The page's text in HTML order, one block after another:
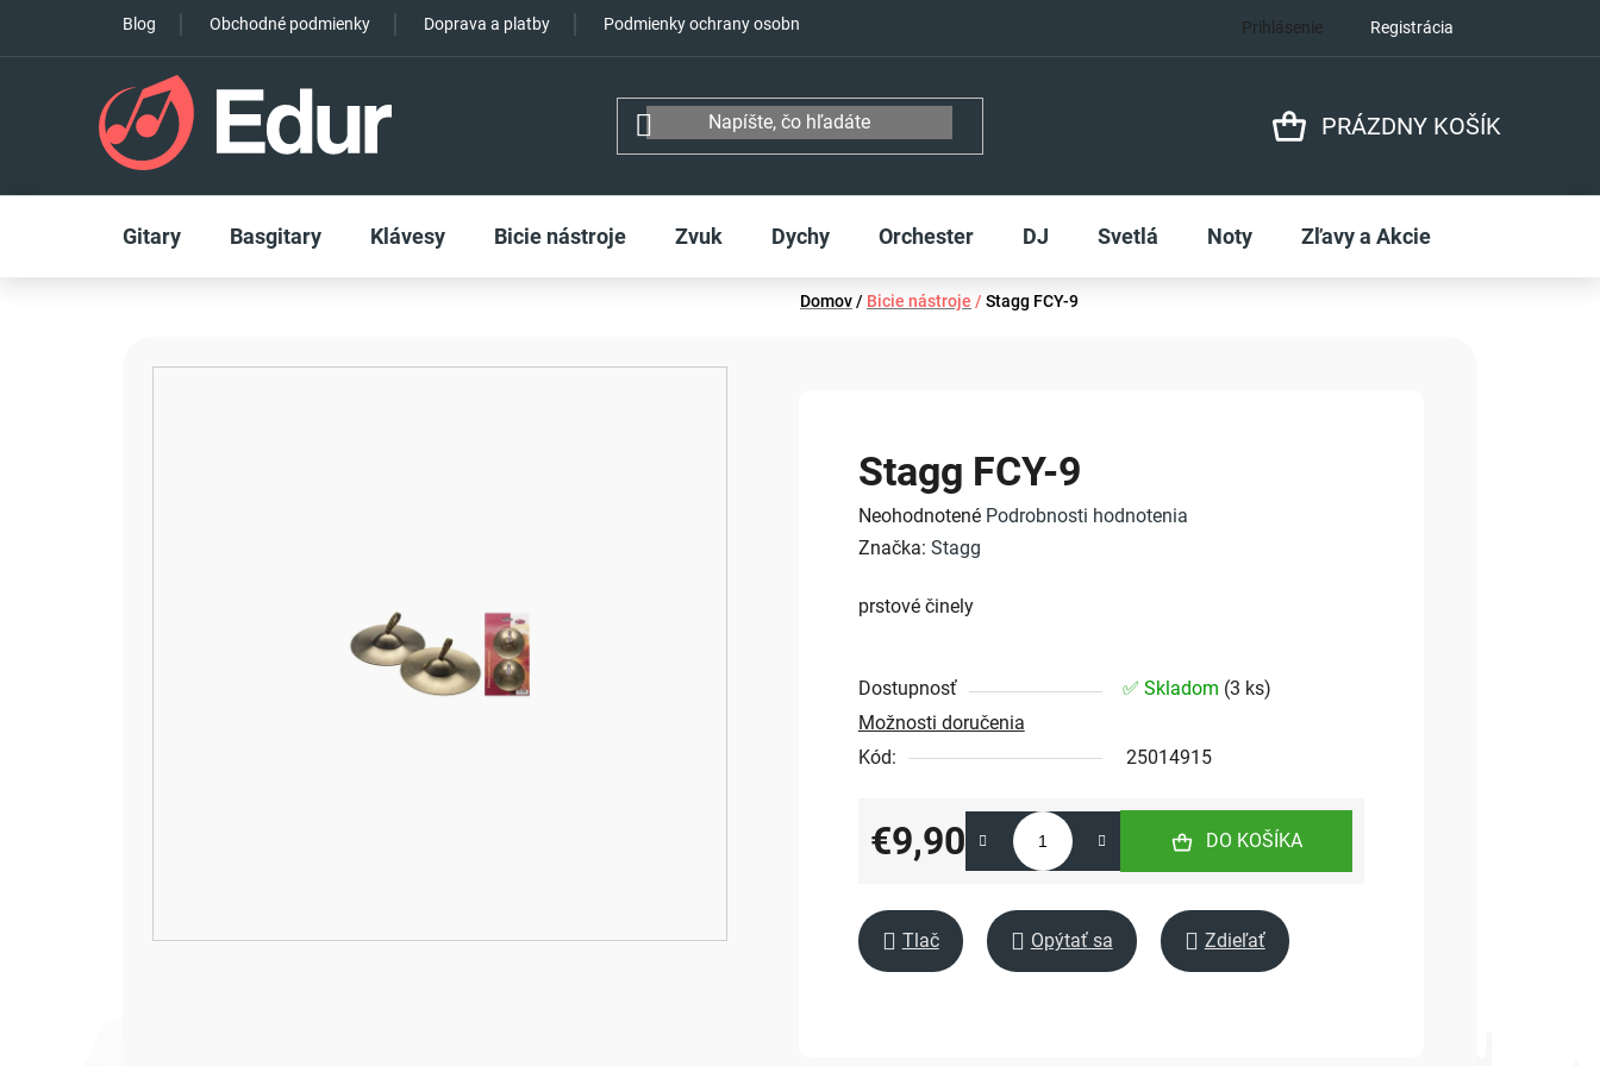
obsah
Blog Obchodné podmienky Doprava a platby Podmienky ochrany osobných údajov Prihlásenie Registrácia
PRÁZDNY KOŠÍK
Gitary Basgitary Klávesy Bicie nástroje Zvuk Dychy Orchester DJ Svetlá Noty Zľavy a Akcie
Domov/ Bicie nástroje / Stagg FCY-9
Stagg FCY-9
Priemerné
hodnotenie
je
hviezdičiek.
Neohodnotené Podrobnosti hodnotenia
Značka: Stagg
prstové činely
Dostupnosť ✅ Skladom (3 ks)
Možnosti doručenia
Kód:
25014915
€9,90
Jednotková cena:
DO KOŠÍKA
Tlač Opýtať sa Zdieľať